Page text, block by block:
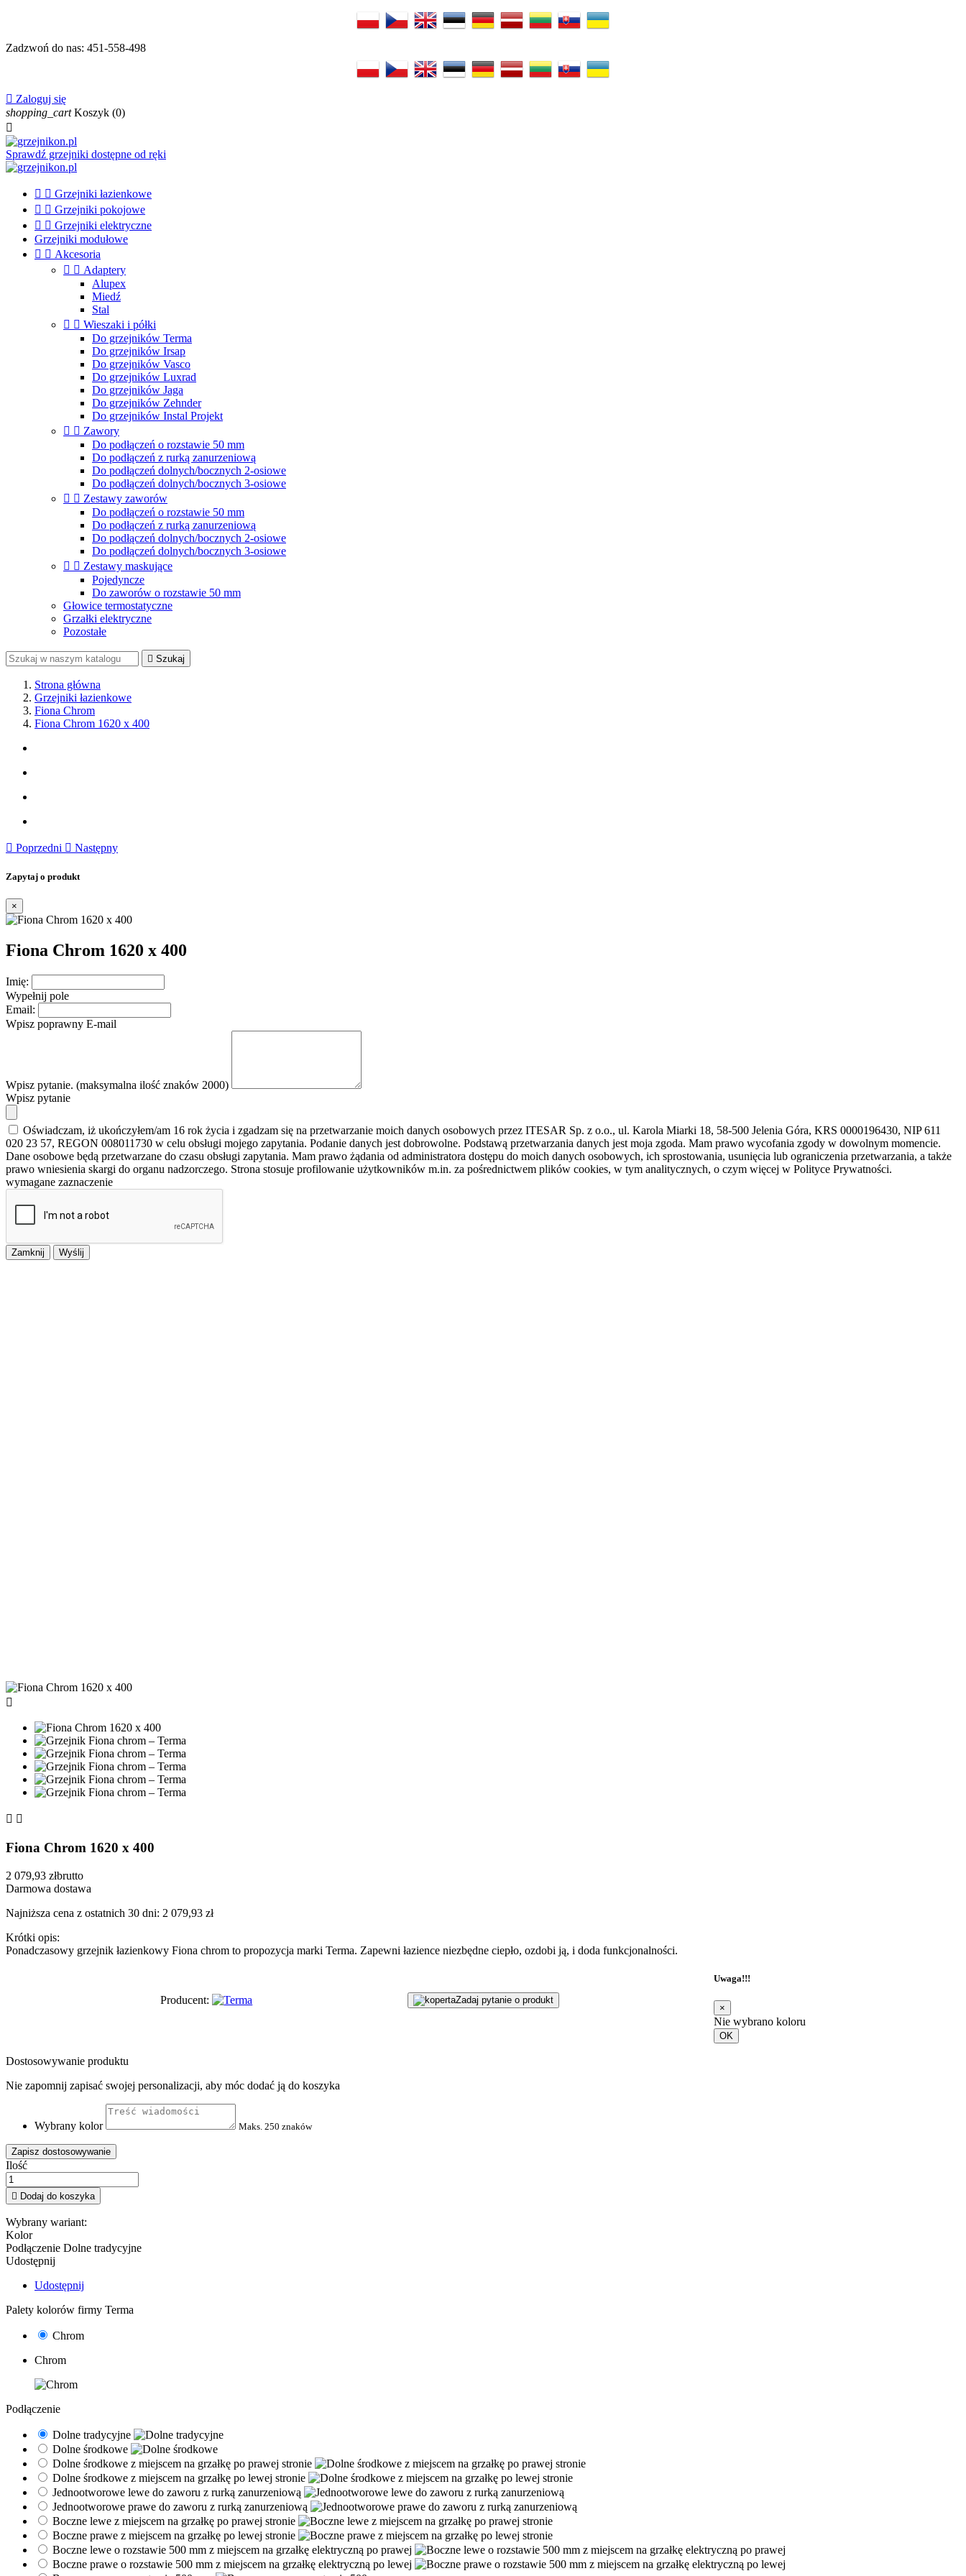
Zadzwoń do nas: 451-558-498
 Zaloguj się
shopping_cart Koszyk (0)

Sprawdź grzejniki dostępne od ręki
  Grzejniki łazienkowe
  Grzejniki pokojowe
  Grzejniki elektryczne
Grzejniki modułowe
  Akcesoria
  Adaptery
Alupex
Miedź
Stal
  Wieszaki i półki
Do grzejników Terma
Do grzejników Irsap
Do grzejników Vasco
Do grzejników Luxrad
Do grzejników Jaga
Do grzejników Zehnder
Do grzejników Instal Projekt
  Zawory
Do podłączeń o rozstawie 50 mm
Do podłączeń z rurką zanurzeniową
Do podłączeń dolnych/bocznych 2-osiowe
Do podłączeń dolnych/bocznych 3-osiowe
  Zestawy zaworów
Do podłączeń o rozstawie 50 mm
Do podłączeń z rurką zanurzeniową
Do podłączeń dolnych/bocznych 2-osiowe
Do podłączeń dolnych/bocznych 3-osiowe
  Zestawy maskujące
Pojedyncze
Do zaworów o rozstawie 50 mm
Głowice termostatyczne
Grzałki elektryczne
Pozostałe
 Szukaj
Strona główna
Grzejniki łazienkowe
Fiona Chrom
Fiona Chrom 1620 x 400
 Poprzedni  Następny
Zapytaj o produkt
×
Fiona Chrom 1620 x 400
Imię:
Wypełnij pole
Email:
Wpisz poprawny E-mail
Wpisz pytanie. (maksymalna ilość znaków 2000)
Wpisz pytanie
Oświadczam, iż ukończyłem/am 16 rok życia i zgadzam się na przetwarzanie moich danych osobowych przez ITESAR Sp. z o.o., ul. Karola Miarki 18, 58-500 Jelenia Góra, KRS 0000196430, NIP 611
020 23 57, REGON 008011730 w celu obsługi mojego zapytania. Podanie danych jest dobrowolne. Podstawą przetwarzania danych jest moja zgoda. Mam prawo wycofania zgody w dowolnym momencie.
Dane osobowe będą przetwarzane do czasu obsługi zapytania. Mam prawo żądania od administratora dostępu do moich danych osobowych, ich sprostowania, usunięcia lub ograniczenia przetwarzania, a także
prawo wniesienia skargi do organu nadzorczego. Strona stosuje profilowanie użytkowników m.in. za pośrednictwem plików cookies, w tym analitycznych, o czym więcej w Polityce Prywatności.
wymagane zaznaczenie
Zamknij Wyślij

 
Fiona Chrom 1620 x 400
2 079,93 złbrutto
Darmowa dostawa
Najniższa cena z ostatnich 30 dni: 2 079,93 zł
Krótki opis:
Ponadczasowy grzejnik łazienkowy Fiona chrom to propozycja marki Terma. Zapewni łazience niezbędne ciepło, ozdobi ją, i doda funkcjonalności.
Producent: Zadaj pytanie o produkt
Uwaga!!!
×
Nie wybrano koloru
OK
Dostosowywanie produktu
Nie zapomnij zapisać swojej personalizacji, aby móc dodać ją do koszyka
Wybrany kolor Maks. 250 znaków
Zapisz dostosowywanie
Ilość
 Dodaj do koszyka
Wybrany wariant:
Kolor
Podłączenie Dolne tradycyjne
Udostępnij
Udostępnij
Palety kolorów firmy Terma
Chrom
Chrom
Podłączenie
Dolne tradycyjne
Dolne środkowe
Dolne środkowe z miejscem na grzałkę po prawej stronie
Dolne środkowe z miejscem na grzałkę po lewej stronie
Jednootworowe lewe do zaworu z rurką zanurzeniową
Jednootworowe prawe do zaworu z rurką zanurzeniową
Boczne lewe z miejscem na grzałkę po prawej stronie
Boczne prawe z miejscem na grzałkę po lewej stronie
Boczne lewe o rozstawie 500 mm z miejscem na grzałkę elektryczną po prawej
Boczne prawe o rozstawie 500 mm z miejscem na grzałkę elektryczną po lewej